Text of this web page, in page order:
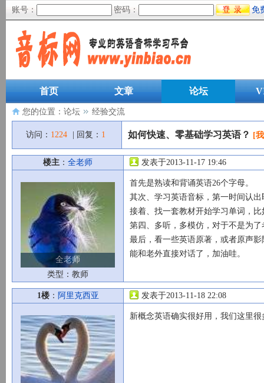
账号： 密码： 免
首页 文章 论坛
您的位置： 论坛 经验交流
访问： 1224 | 回复： 1 如何快速、零基础学习英语？ [
楼主 ： 全老师 发表于2013-11-17 19:46
全老师
类型：教师
首先是熟读和背诵英语26个字母。
其次、学习英语音标，第一时间认
接着、找一套教材开始学习单词，
第四、多听，多模仿，对于不是为
最后，看一些英语原著，或者原声
能和老外直接对话了，加油哇。
1楼： 阿里克西亚 发表于2013-11-18 22:08
新概念英语确实很好用，我们这里